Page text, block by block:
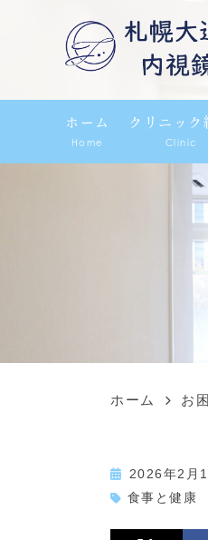
ホーム
Home
クリニック
Clinic
ホーム お
2026年2月
食事と健康